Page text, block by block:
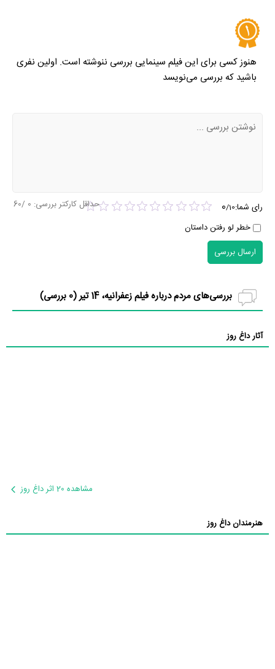
هنوز کسی برای این فیلم سینمایی بررسی ننوشته است. اولین نفری
باشید که بررسی می‌نویسد
رای شما: 0/10
خطر لو رفتن داستان
حداقل کارکتر بررسی: 0
/60
ارسال بررسی
بررسی‌های مردم درباره فیلم زعفرانیه، 14 تیر ( 0 بررسی)
آثار داغ روز
مشاهده 20 اثر داغ روز
هنرمندان داغ روز